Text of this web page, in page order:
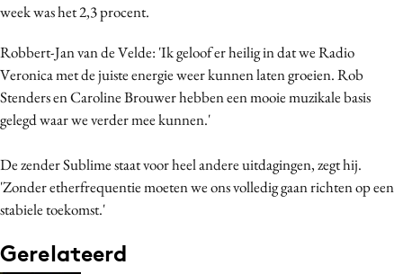
Purpose Marketing
Reputatie & crisis
week was het 2,3 procent.
Robbert-Jan van de Velde: 'Ik geloof er heilig in dat we Radio
Veronica met de juiste energie weer kunnen laten groeien. Rob
Stenders en Caroline Brouwer hebben een mooie muzikale basis
gelegd waar we verder mee kunnen.'
De zender Sublime staat voor heel andere uitdagingen, zegt hij.
'Zonder etherfrequentie moeten we ons volledig gaan richten op een
stabiele toekomst.'
Gerelateerd